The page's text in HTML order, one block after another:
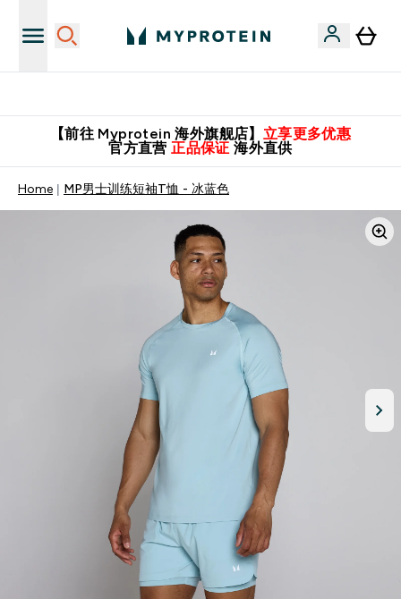
【前往 Myprotein 海外旗舰店】 立享更多优惠
官方直营 正品保证 海外直供
Home MP男士训练短袖T恤 - 冰蓝色